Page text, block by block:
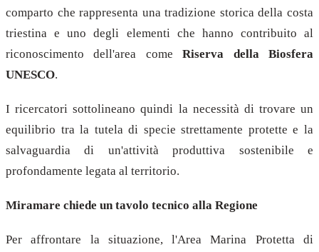
comparto che rappresenta una tradizione storica della costa
triestina e uno degli elementi che hanno contribuito al
riconoscimento dell'area comeRiserva della Biosfera
UNESCO.
I ricercatori sottolineano quindi la necessità di trovare un
equilibrio tra la tutela di specie strettamente protette e la
salvaguardia di un'attività produttiva sostenibile e
profondamente legata al territorio.
Miramare chiede un tavolo tecnico alla Regione
Per affrontare la situazione, l'Area Marina Protetta di